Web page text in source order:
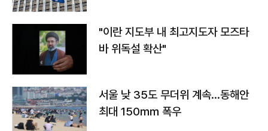
"이란 지도부 내 최고지도자 모즈타
바 위독설 확산"
서울 낮 35도 무더위 계속…동해안
최대 150㎜ 폭우